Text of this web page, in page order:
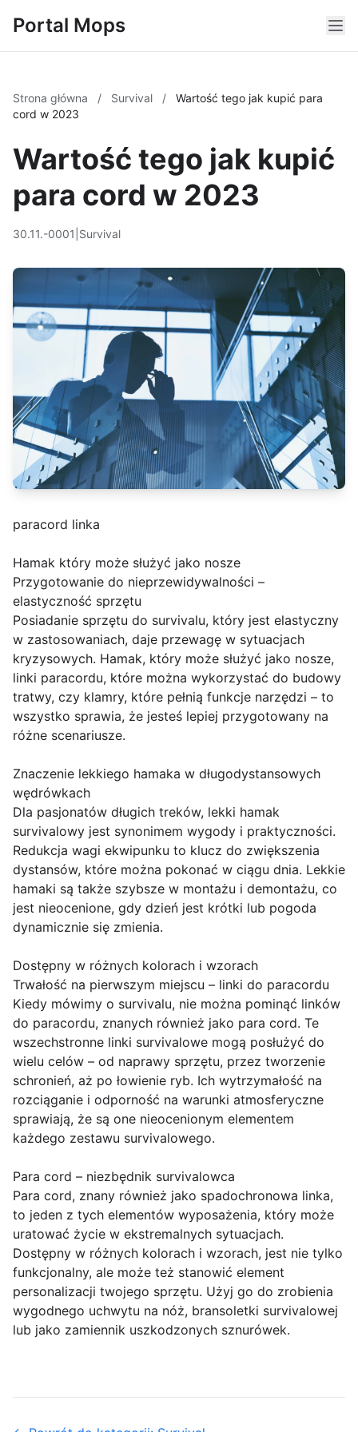
Portal Mops
Strona główna / Survival /
Wartość tego jak kupić para
cord w 2023
Wartość tego jak kupić
para cord w 2023
30.11.-0001 Survival
paracord linka
Hamak który może służyć jako nosze
Przygotowanie do nieprzewidywalności –
elastyczność sprzętu
Posiadanie sprzętu do survivalu, który jest elastyczny
w zastosowaniach, daje przewagę w sytuacjach
kryzysowych. Hamak, który może służyć jako nosze,
linki paracordu, które można wykorzystać do budowy
tratwy, czy klamry, które pełnią funkcje narzędzi – to
wszystko sprawia, że jesteś lepiej przygotowany na
różne scenariusze.
Znaczenie lekkiego hamaka w długodystansowych
wędrówkach
Dla pasjonatów długich treków, lekki hamak
survivalowy jest synonimem wygody i praktyczności.
Redukcja wagi ekwipunku to klucz do zwiększenia
dystansów, które można pokonać w ciągu dnia. Lekkie
hamaki są także szybsze w montażu i demontażu, co
jest nieocenione, gdy dzień jest krótki lub pogoda
dynamicznie się zmienia.
Dostępny w różnych kolorach i wzorach
Trwałość na pierwszym miejscu – linki do paracordu
Kiedy mówimy o survivalu, nie można pominąć linków
do paracordu, znanych również jako para cord. Te
wszechstronne linki survivalowe mogą posłużyć do
wielu celów – od naprawy sprzętu, przez tworzenie
schronień, aż po łowienie ryb. Ich wytrzymałość na
rozciąganie i odporność na warunki atmosferyczne
sprawiają, że są one nieocenionym elementem
każdego zestawu survivalowego.
Para cord – niezbędnik survivalowca
Para cord, znany również jako spadochronowa linka,
to jeden z tych elementów wyposażenia, który może
uratować życie w ekstremalnych sytuacjach.
Dostępny w różnych kolorach i wzorach, jest nie tylko
funkcjonalny, ale może też stanowić element
personalizacji twojego sprzętu. Użyj go do zrobienia
wygodnego uchwytu na nóż, bransoletki survivalowej
lub jako zamiennik uszkodzonych sznurówek.